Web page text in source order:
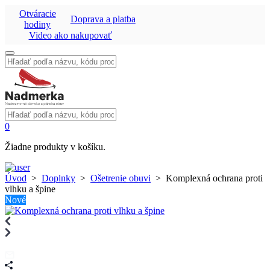
Otváracie
hodiny
Doprava a platba
Video ako nakupovať
Vyhľadať:
Vyhľadať:
0
Žiadne produkty v košíku.
Úvod > Doplnky > Ošetrenie obuvi > Komplexná ochrana proti
vlhku a špine
Nové